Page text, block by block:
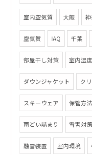
室内空気質 大阪
空気質 IAQ 千葉
部屋干し対策 室内湿
ダウンジャケット ク
スキーウェア 保管方法
雨どい詰まり 雪害対策
融雪装置 室内環境